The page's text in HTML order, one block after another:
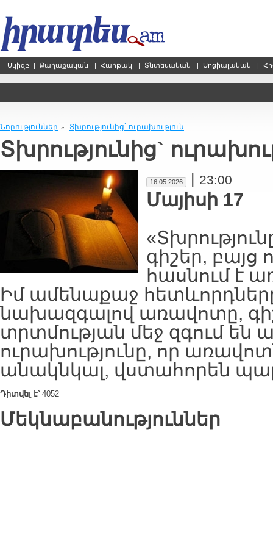
Սկիզբ | Քաղաքական | Հարթակ | Տնտեսական | Սոցիալական |
Նորություններ » Տխրությունից` ուրախություն
Տխրությունից`
16.05.2026 23:00
Մայիսի 17
գիշեր, բայց
հասնում է
Իմ ամենաքաջ
նախազգալով առավոտը,
տրտմության մեջ զգում են
ուրախությունը, որ
անակնկալ, վստահորեն
Դիտվել է՝4052
Մեկնաբանություններ